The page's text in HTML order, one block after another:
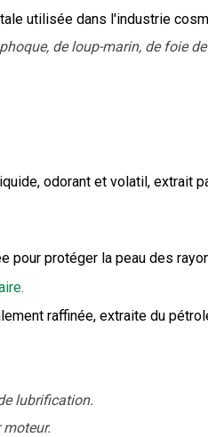
utilisée dans l'industrie
de loup-marin, de foie
odorant et volatil, extrait
pour protéger la peau des
.
raffinée, extraite du
lubrification.
moteur.